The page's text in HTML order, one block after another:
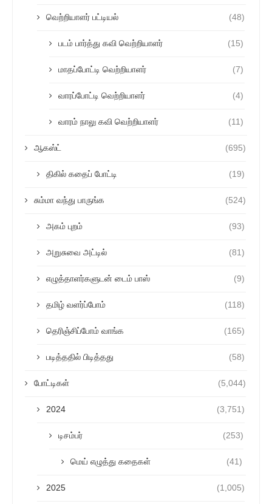
வெற்றியாளர் பட்டியல் (48)
படம் பார்த்து கவி வெற்றியாளர் (15)
மாதப்போட்டி வெற்றியாளர் (7)
வாரப்போட்டி வெற்றியாளர் (4)
வாரம் நாலு கவி வெற்றியாளர் (11)
ஆகஸ்ட் (695)
திகில் கதைப் போட்டி (19)
சும்மா வந்து பாருங்க (524)
அகம் புறம் (93)
அறுசுவை அட்டில் (81)
எழுத்தாளர்களுடன் டைம் பாஸ் (9)
தமிழ் வளர்ப்போம் (118)
தெரிஞ்சிப்போம் வாங்க (165)
படித்ததில் பிடித்தது (58)
போட்டிகள் (5,044)
2024 (3,751)
டிசம்பர் (253)
மெய் எழுத்து கதைகள் (41)
2025 (1,005)